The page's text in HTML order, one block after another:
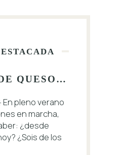
TARTITAS DE QUESO CON CEREZAS 🍒
En pleno verano
en marcha,
¿desde
¿Sois de los